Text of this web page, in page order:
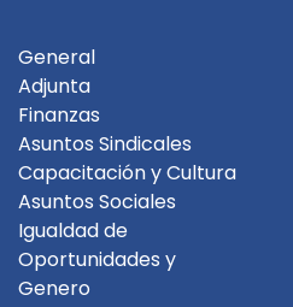
General
Adjunta
Finanzas
Asuntos Sindicales
Capacitación y Cultura
Asuntos Sociales
Igualdad de
Oportunidades y
Genero